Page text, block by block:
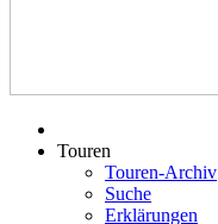
Touren
Touren-Archiv
Suche
Erklärungen